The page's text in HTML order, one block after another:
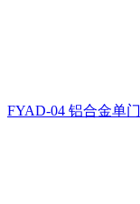
FYAD-04 铝合金单门